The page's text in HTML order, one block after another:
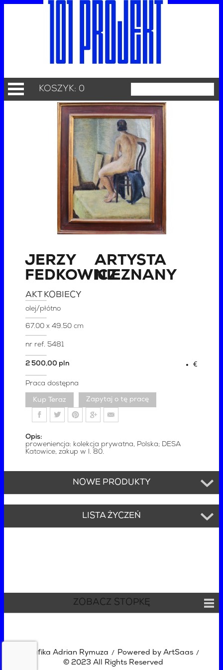
KOSZYK: 0
JERZY
FEDKOWICZ
ARTYSTA
NIEZNANY
AKT KOBIECY
olej/płótno
67.00 x 49.50 cm
nr ref. 5481
2 500,00 pln €
Praca dostępna
Zapytaj o tę pracę
Opis:
proweniencja: kolekcja prywatna, Polska; DESA
Katowice, zakup w l. 80.
NOWE PRODUKTY
LISTA ŻYCZEŃ
ZOBACZ STOPKĘ
Grafika Adrian Rymuza / Powered by ArtSaas/
© 2023 All Rights Reserved